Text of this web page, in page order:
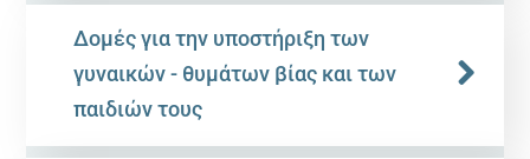
Δομές για την υποστήριξη των
γυναικών - θυμάτων βίας και των
παιδιών τους